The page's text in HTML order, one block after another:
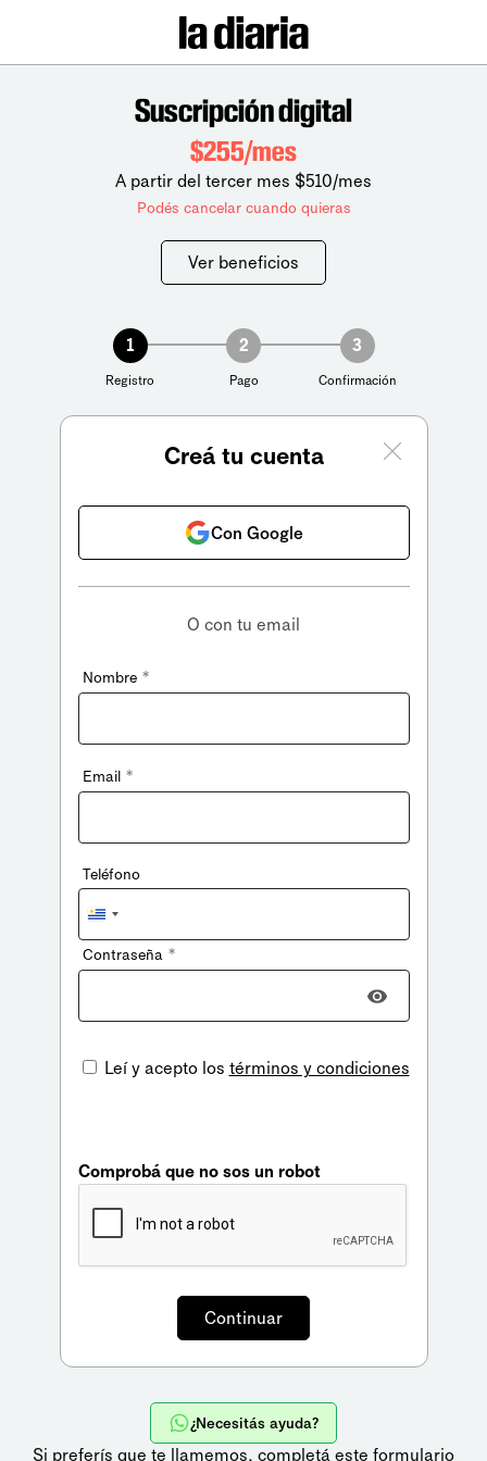
Suscripción digital
$255/mes
A partir del tercer mes $510/mes
Podés cancelar cuando quieras
Ver beneficios
1
Registro
2
Pago
3
Confirmación
Creá tu cuenta
Con Google
O con tu email
Nombre *
Email *
Teléfono
Uruguay
+598
Contraseña *
Leí y acepto los términos y condiciones
Comprobá que no sos un robot
¿Necesitás ayuda?
Si preferís que te llamemos, completá este formulario